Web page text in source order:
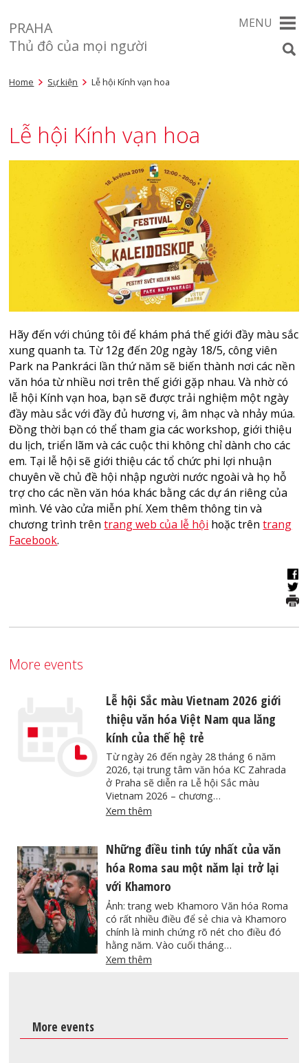
PRAHA
Thủ đô của mọi người
MENU
Home Sự kiện Lễ hội Kính vạn hoa
Lễ hội Kính vạn hoa
Hãy đến với chúng tôi để khám phá thế giới đầy màu sắc
xung quanh ta. Từ 12g đến 20g ngày 18/5, công viên
Park na Pankráci lần thứ năm sẽ biến thành nơi các nền
văn hóa từ nhiều nơi trên thế giới gặp nhau. Và nhờ có
lễ hội Kính vạn hoa, bạn sẽ được trải nghiệm một ngày
đầy màu sắc với đầy đủ hương vị, âm nhạc và nhảy múa.
Đồng thời bạn có thể tham gia các workshop, giới thiệu
du lịch, triển lãm và các cuộc thi không chỉ dành cho các
em. Tại lễ hội sẽ giới thiệu các tổ chức phi lợi nhuận
chuyên về chủ đề hội nhập người nước ngoài và họ hỗ
trợ cho các nền văn hóa khác bằng các dự án riêng của
mình. Vé vào cửa miễn phí. Xem thêm thông tin và
chương trình trêntrang web của lễ hội hoặc trêntrang
Facebook.
More events
Lễ hội Sắc màu Vietnam 2026 giới
thiệu văn hóa Việt Nam qua lăng
kính của thế hệ trẻ
Từ ngày 26 đến ngày 28 tháng 6 năm
2026, tại trung tâm văn hóa KC Zahrada
ở Praha sẽ diễn ra Lễ hội Sắc màu
Vietnam 2026 – chương…
Xem thêm
Những điều tinh túy nhất của văn
hóa Roma sau một năm lại trở lại
với Khamoro
Ảnh: trang web Khamoro Văn hóa Roma
có rất nhiều điều để sẻ chia và Khamoro
chính là minh chứng rõ nét cho điều đó
hằng năm. Vào cuối tháng…
Xem thêm
More events